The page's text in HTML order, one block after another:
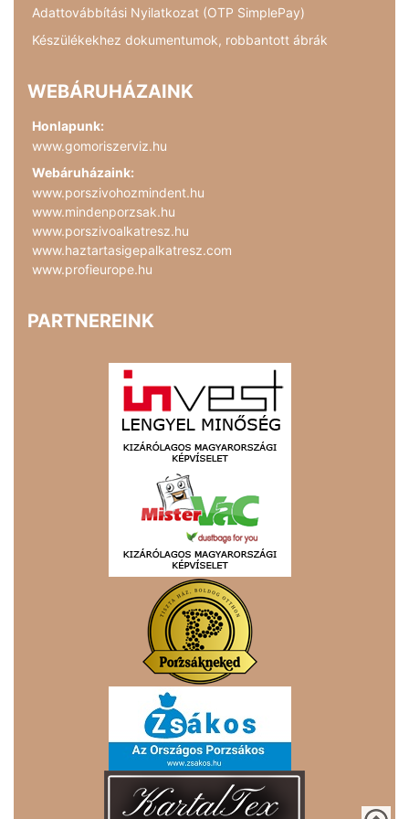
Adattovábbítási Nyilatkozat (OTP SimplePay)
Készülékekhez dokumentumok, robbantott ábrák
WEBÁRUHÁZAINK
Honlapunk:
www.gomoriszerviz.hu
Webáruházaink:
www.porszivohozmindent.hu
www.mindenporzsak.hu
www.porszivoalkatresz.hu
www.haztartasigepalkatresz.com
www.profieurope.hu
PARTNEREINK